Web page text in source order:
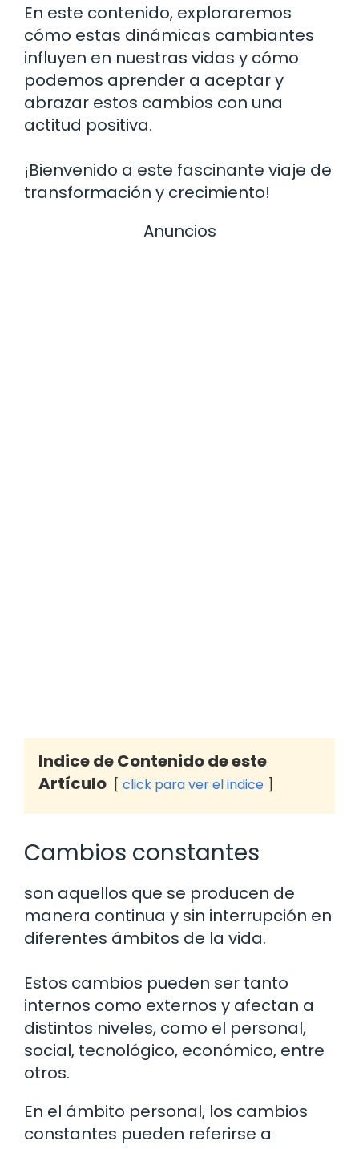
En este contenido, exploraremos
cómo estas dinámicas cambiantes
influyen en nuestras vidas y cómo
podemos aprender a aceptar y
abrazar estos cambios con una
actitud positiva.
¡Bienvenido a este fascinante viaje de
transformación y crecimiento!
Anuncios
Indice de Contenido de este
Artículo
click para ver el indice
Cambios constantes
son aquellos que se producen de
manera continua y sin interrupción en
diferentes ámbitos de la vida.
Estos cambios pueden ser tanto
internos como externos y afectan a
distintos niveles, como el personal,
social, tecnológico, económico, entre
otros.
En el ámbito personal, los cambios
constantes pueden referirse a